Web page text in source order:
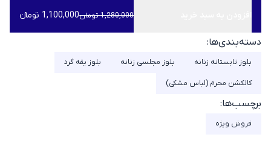
1,280,000 تومان 1,100,000 تومانء
دسته‌بندی‌ها:
بلوز تابستانه زنانه بلوز مجلسی زنانه بلوز یقه گرد
کالکشن محرم (لباس مشکی)
برچسب‌ها:
فروش ویژه